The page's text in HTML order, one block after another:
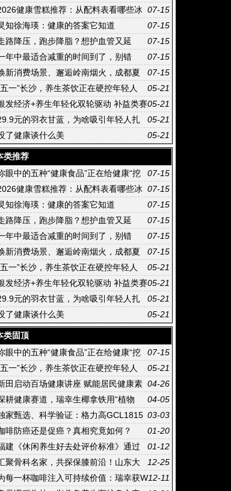
”
07-15
健康雪糕推荐：从配料表看哪些冰
淋值得选择
07-15
知徐海瑛：健康的答案它知道
07-15
路降压，跑步降脂？想护血管又延
，这才是“最佳运动法”
07-15
年中最适合减重的时间到了，别错
！
07-15
新消费场景、邂逅岭南烟火，成都夏
消费活力迸发
05-21
五一”长沙，养生茶饮正在硬控年轻人
05-21
发经济+养生年轻化双轮驱动 补益类赛
成中药行业增长主引擎
05-21
元的羽衣甘蓝，为啥吸引年轻人扎
消费？
05-21
了健康谈什么美
类推荐
07-15
眼中的五种“健康食品”正在给健康“挖
”
07-15
健康雪糕推荐：从配料表看哪些冰
淋值得选择
07-15
知徐海瑛：健康的答案它知道
07-15
路降压，跑步降脂？想护血管又延
，这才是“最佳运动法”
07-15
年中最适合减重的时间到了，别错
！
07-15
新消费场景、邂逅岭南烟火，成都夏
消费活力迸发
05-21
五一”长沙，养生茶饮正在硬控年轻人
05-21
发经济+养生年轻化双轮驱动 补益类赛
成中药行业增长主引擎
05-21
元的羽衣甘蓝，为啥吸引年轻人扎
消费？
05-21
了健康谈什么美
类固顶
07-15
眼中的五种“健康食品”正在给健康“挖
”
05-21
五一”长沙，养生茶饮正在硬控年轻人
04-26
田启动百场健康讲座 赋能居民健康素
提升
04-05
耕健康赛道，瑞幸生椰拿铁用“植物
”定义咖啡新潮流
03-03
家甄选、科学验证：格力高GCL1815
的免疫与美味双重答案
01-20
啡防癌还是促癌？真相究竟如何？
01-12
建《休闲养生好去处评价标准》通过
家评审
12-25
聚骨科名家，共探保膝前沿！山东大
齐鲁医院（青岛）“保膝中心”揭牌仪式成功举
12-11
每一杯咖啡注入可持续价值：瑞幸获W